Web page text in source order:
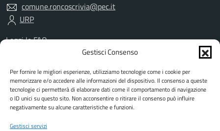
Gestisci Consenso
Per fornire le migliori esperienze, utilizziamo tecnologie come i cookie per
memorizzare e/o accedere alle informazioni del dispositivo. Il consenso a queste
tecnologie ci permetterà di elaborare dati come il comportamento di navigazione
o ID unici su questo sito. Non acconsentire o ritirare il consenso può influire
negativamente su alcune caratteristiche e funzioni.
Gestisci servizi
comune.roncoscrivia@pec.it
URP
Leggi le FAQ
Prenotazione appuntamento
Richiesta assistenza
Amministrazione trasparente
Albo Pretorio
Informativa privacy
Informativa cookies